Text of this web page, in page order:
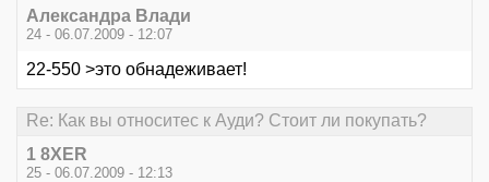
Александра Влади
24 - 06.07.2009 - 12:07
22-550 >это обнадеживает!
Re: Как вы относитес к Ауди? Стоит ли покупать?
1 8XER
25 - 06.07.2009 - 12:13